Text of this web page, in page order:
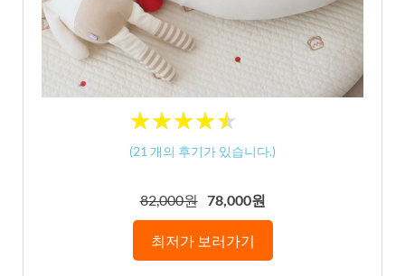
★★★★★
★★★★★
(21 개의 후기가 있습니다.)
82,000원 78,000원
최저가 보러가기